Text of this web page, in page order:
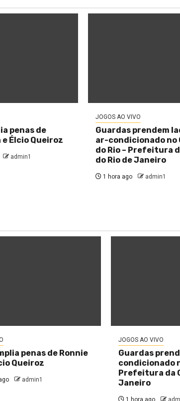
penas de
e Élcio Queiroz
admin1
JOGOS AO VIVO
Guardas prendem
ar-condicionado no
do Rio – Prefeitura
do Rio de Janeiro
1 hora ago admin1
penas de Ronnie
Queiroz
admin1
JOGOS AO VIVO
Guardas
condicionado
Prefeitura da
Janeiro
1 hora ago